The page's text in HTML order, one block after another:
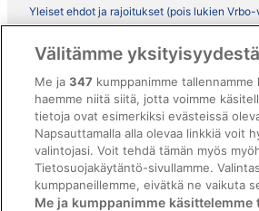
Yleiset ehdot ja rajoitukset (pois lukien
ebookers BONUS+ -ohjelman ehdot
Oikeudelliset tiedot / ota meihin yhteyttä
Sisältövaatimukset ja ilmoituksen tekeminen
Tuki
Välitämme
Me ja347 kumppanimme
haemme niitä siitä, jotta voimme
tietoja ovat esimerkiksi evästeissä
Napsauttamalla alla olevaa linkkiä voit
valintojasi. Voit tehdä tämän myös
Tietosuojakäytäntö-sivullamme.
kumppaneillemme, eivätkä ne vaikuta
Me ja kumppanimme käsittelemme